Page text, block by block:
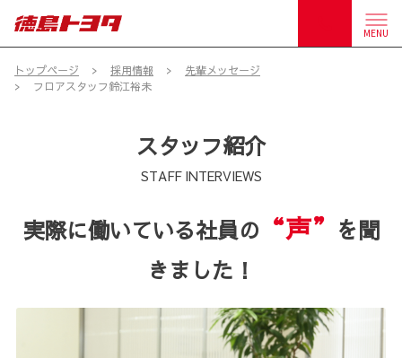
MENU
トップページ 採用情報
先輩メッセージ
フロアスタッフ鈴江裕未
スタッフ紹介
STAFF INTERVIEWS
実際に働いている社員の “声” を聞
きました！